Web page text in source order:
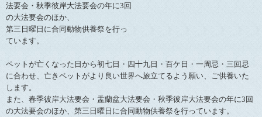
法要会・秋季彼岸大法要会の年に3回
の大法要会のほか、
第三日曜日に合同動物供養祭を行っ
ています。
ペットが亡くなった日から初七日・四十九日・百ケ日・一周忌・三回忌
に合わせ、亡きペットがより良い世界へ旅立てるよう願い、ご供養いた
します。
また、春季彼岸大法要会・盂蘭盆大法要会・秋季彼岸大法要会の年に3回
の大法要会のほか、第三日曜日に合同動物供養祭を行っています。